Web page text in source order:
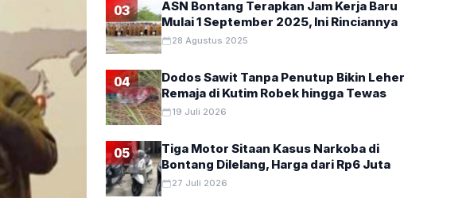
03
ASN Bontang Terapkan Jam Kerja Baru
Mulai 1 September 2025, Ini Rinciannya
28 Agustus 2025
04
Dodos Sawit Tanpa Penutup Bikin Leher
Remaja di Kutim Robek hingga Tewas
19 Juli 2026
05
Tiga Motor Sitaan Kasus Narkoba di
Bontang Dilelang, Harga dari Rp6 Juta
27 Juli 2026